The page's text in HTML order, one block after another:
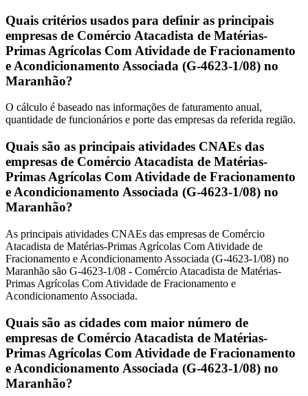
Quais critérios usados para definir as principais
empresas de Comércio Atacadista de Matérias-
Primas Agrícolas Com Atividade de Fracionamento
e Acondicionamento Associada (G-4623-1/08) no
Maranhão?
O cálculo é baseado nas informações de faturamento anual,
quantidade de funcionários e porte das empresas da referida região.
Quais são as principais atividades CNAEs das
empresas de Comércio Atacadista de Matérias-
Primas Agrícolas Com Atividade de Fracionamento
e Acondicionamento Associada (G-4623-1/08) no
Maranhão?
As principais atividades CNAEs das empresas de Comércio
Atacadista de Matérias-Primas Agrícolas Com Atividade de
Fracionamento e Acondicionamento Associada (G-4623-1/08) no
Maranhão são G-4623-1/08 - Comércio Atacadista de Matérias-
Primas Agrícolas Com Atividade de Fracionamento e
Acondicionamento Associada.
Quais são as cidades com maior número de
empresas de Comércio Atacadista de Matérias-
Primas Agrícolas Com Atividade de Fracionamento
e Acondicionamento Associada (G-4623-1/08) no
Maranhão?